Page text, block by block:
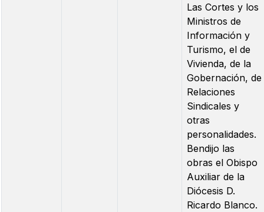
Las Cortes y los
Ministros de
Información y
Turismo, el de
Vivienda, de la
Gobernación, de
Relaciones
Sindicales y
otras
personalidades.
Bendijo las
obras el Obispo
Auxiliar de la
Diócesis D.
Ricardo Blanco.